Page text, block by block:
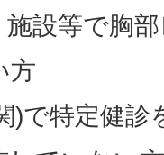
施設等で胸
方
)で特定健